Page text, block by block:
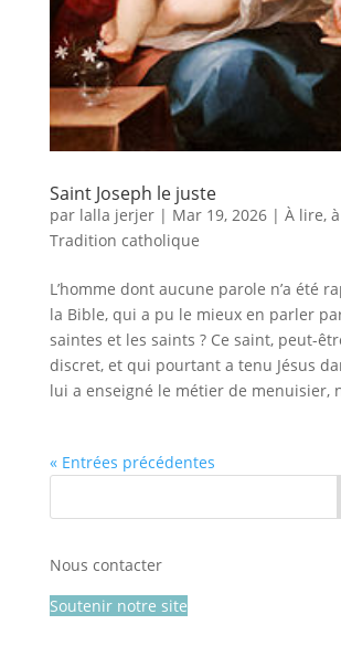
Saint Joseph le juste
par lalla jerjer| Mar 19, 2026| À lire,
Tradition catholique
L’homme dont aucune parole n’a été
la Bible, qui a pu le mieux en parler
saintes et les saints ? Ce saint, peut-
discret, et qui pourtant a tenu Jésus
lui a enseigné le métier de menuisier,
« Entrées précédentes
Nous contacter
Soutenir notre site